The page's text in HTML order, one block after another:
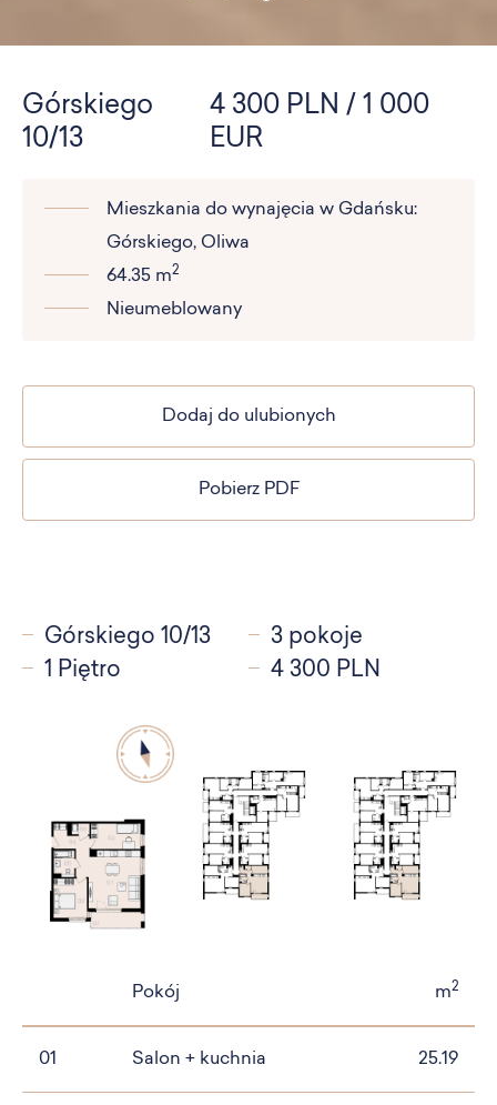
Górskiego
10/13
4 300 PLN / 1 000
EUR
Mieszkania do wynajęcia w Gdańsku:
Górskiego, Oliwa
64.35 m2
Nieumeblowany
Dodaj do ulubionych
Pobierz PDF
Górskiego 10/13
3 pokoje
1 Piętro
4 300 PLN
Pokój m2
01 Salon + kuchnia 25.19